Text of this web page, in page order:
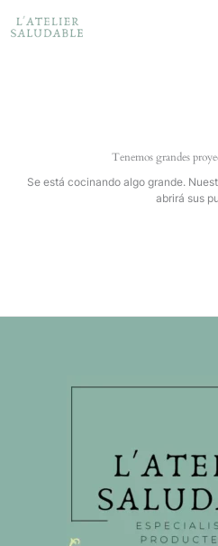
contenido
Tenemos grandes
Se está cocinando algo grande.
abrirá sus